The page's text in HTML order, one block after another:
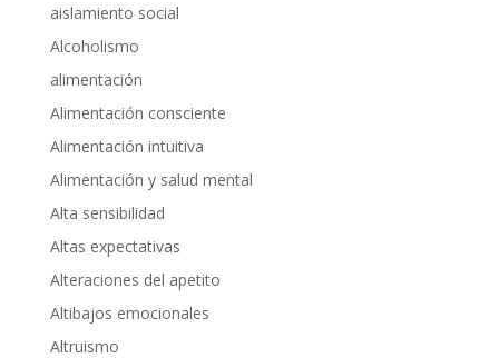
aislamiento social
Alcoholismo
alimentación
Alimentación consciente
Alimentación intuitiva
Alimentación y salud mental
Alta sensibilidad
Altas expectativas
Alteraciones del apetito
Altibajos emocionales
Altruismo